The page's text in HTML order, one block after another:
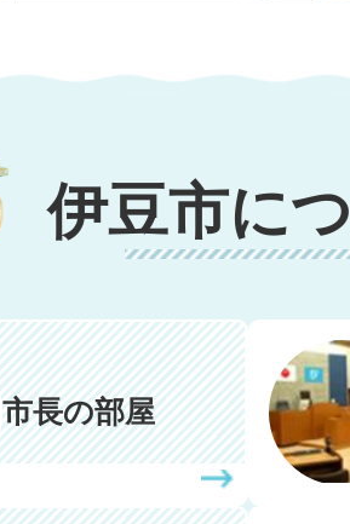
伊豆市に
市長の部屋